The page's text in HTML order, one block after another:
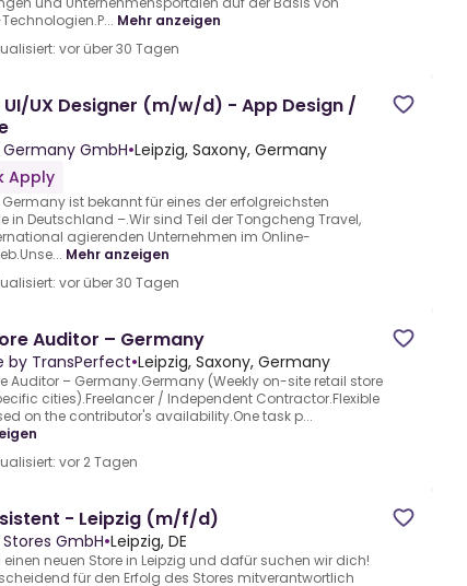
Mehr anzeigen
vor über 30 Tagen
UX Designer (m/w/d) - App Design /
Germany GmbH•Leipzig, Saxony, Germany
Apply
Germany ist bekannt für eines der erfolgreichsten
in Deutschland –.Wir sind Teil der Tongcheng Travel,
agierenden Unternehmen im Online-
Mehr anzeigen
vor über 30 Tagen
Auditor – Germany
by TransPerfect•Leipzig, Saxony, Germany
Auditor – Germany.Germany (Weekly on-site retail store
cities).Freelancer / Independent Contractor.Flexible
on the contributor's availability.One task p...
vor 2 Tagen
- Leipzig (m/f/d)
GmbH•Leipzig, DE
einen neuen Store in Leipzig und dafür suchen wir dich!
für den Erfolg des Stores mitverantwortlich